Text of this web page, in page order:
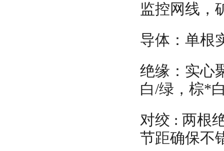
监控网线，
导体：单根
绝缘：实心
白/绿，棕*
对绞 : 两根
节距确保不